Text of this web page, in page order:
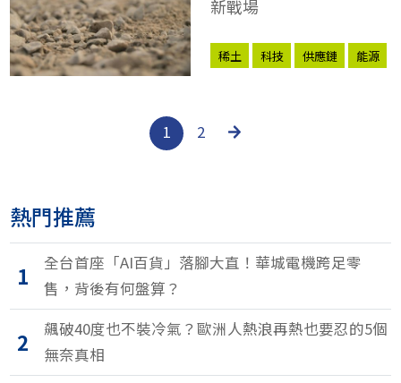
新戰場
稀土 科技 供應鏈 能源
1 2
熱門推薦
1
全台首座「AI百貨」落腳大直！華城電機跨足零
售，背後有何盤算？
2
飆破40度也不裝冷氣？歐洲人熱浪再熱也要忍的5個
無奈真相